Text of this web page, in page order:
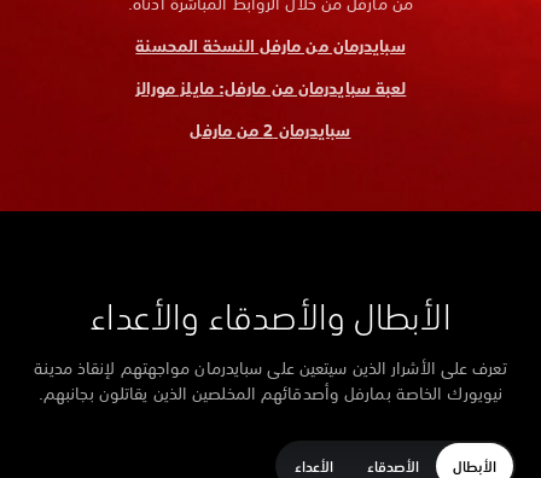
سبايدرمان من مارفل النسخة المحسنة
لعبة سبايدرمان من مارفل: مايلز مورالز
سبايدرمان 2 من مارفل
الأبطال والأصدقاء والأعداء
تعرف على الأشرار الذين سيتعين على سبايدرمان مواجهتهم لإنقاذ مدينة
نيويورك الخاصة بمارفل وأصدقائهم المخلصين الذين يقاتلون بجانبهم.
الأبطال الأصدقاء الأعداء